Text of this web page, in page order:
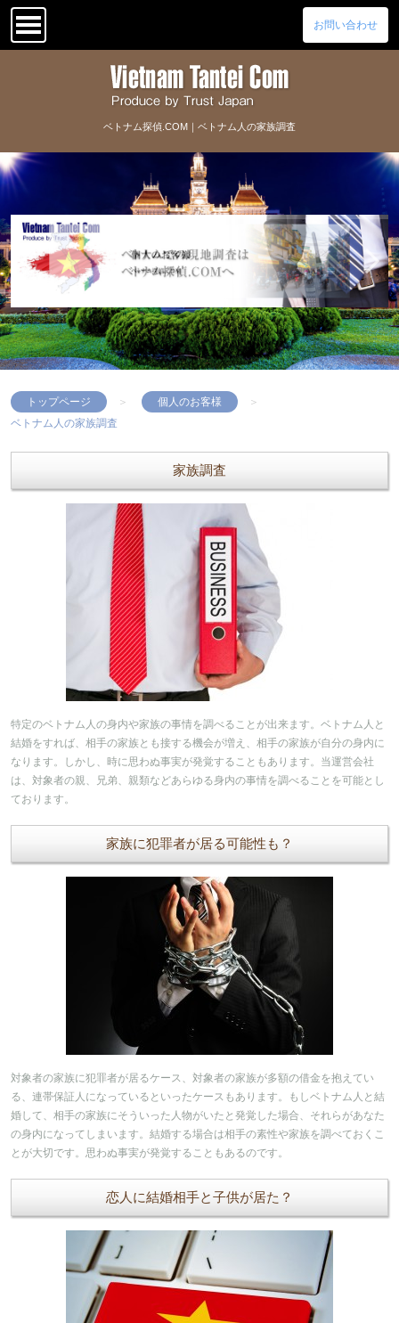
お問い合わせ
ベトナム探偵.COM｜ベトナム人の家族調査
トップページ
個人のお客様
ベトナム人の家族調査
家族調査
特定のベトナム人の身内や家族の事情を調べることが出来ます。ベトナム人と
結婚をすれば、相手の家族とも接する機会が増え、相手の家族が自分の身内に
なります。しかし、時に思わぬ事実が発覚することもあります。当運営会社
は、対象者の親、兄弟、親類などあらゆる身内の事情を調べることを可能とし
ております。
家族に犯罪者が居る可能性も？
対象者の家族に犯罪者が居るケース、対象者の家族が多額の借金を抱えてい
る、連帯保証人になっているといったケースもあります。もしベトナム人と結
婚して、相手の家族にそういった人物がいたと発覚した場合、それらがあなた
の身内になってしまいます。結婚する場合は相手の素性や家族を調べておくこ
とが大切です。思わぬ事実が発覚することもあるのです。
恋人に結婚相手と子供が居た？